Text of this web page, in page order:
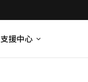
支援中心